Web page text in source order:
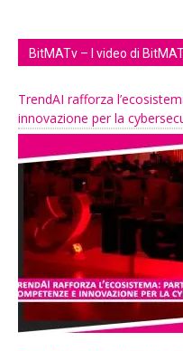
BitMATv – I video di
TrendAI rafforza
innovazione per la